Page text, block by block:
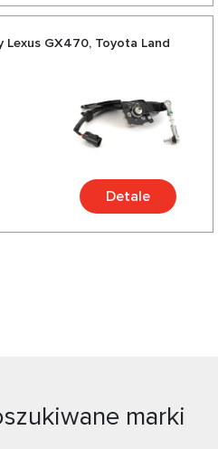
GX470, Toyota Land
Detale
marki